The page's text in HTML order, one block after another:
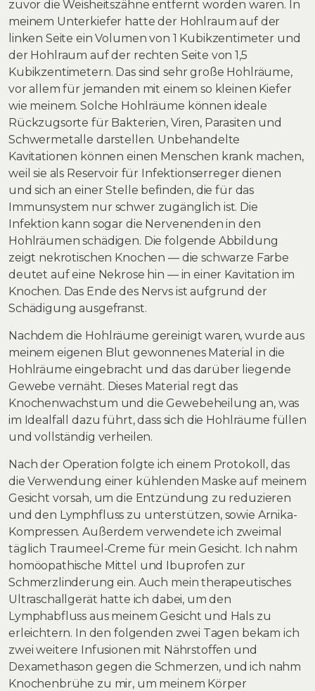
zuvor die Weisheitszähne entfernt worden waren. In
meinem Unterkiefer hatte der Hohlraum auf der
linken Seite ein Volumen von 1 Kubikzentimeter und
der Hohlraum auf der rechten Seite von 1,5
Kubikzentimetern. Das sind sehr große Hohlräume,
vor allem für jemanden mit einem so kleinen Kiefer
wie meinem. Solche Hohlräume können ideale
Rückzugsorte für Bakterien, Viren, Parasiten und
Schwermetalle darstellen. Unbehandelte
Kavitationen können einen Menschen krank machen,
weil sie als Reservoir für Infektionserreger dienen
und sich an einer Stelle befinden, die für das
Immunsystem nur schwer zugänglich ist. Die
Infektion kann sogar die Nervenenden in den
Hohlräumen schädigen. Die folgende Abbildung
zeigt nekrotischen Knochen — die schwarze Farbe
deutet auf eine Nekrose hin — in einer Kavitation im
Knochen. Das Ende des Nervs ist aufgrund der
Schädigung ausgefranst.
Nachdem die Hohlräume gereinigt waren, wurde aus
meinem eigenen Blut gewonnenes Material in die
Hohlräume eingebracht und das darüber liegende
Gewebe vernäht. Dieses Material regt das
Knochenwachstum und die Gewebeheilung an, was
im Idealfall dazu führt, dass sich die Hohlräume füllen
und vollständig verheilen.
Nach der Operation folgte ich einem Protokoll, das
die Verwendung einer kühlenden Maske auf meinem
Gesicht vorsah, um die Entzündung zu reduzieren
und den Lymphfluss zu unterstützen, sowie Arnika-
Kompressen. Außerdem verwendete ich zweimal
täglich Traumeel-Creme für mein Gesicht. Ich nahm
homöopathische Mittel und Ibuprofen zur
Schmerzlinderung ein. Auch mein therapeutisches
Ultraschallgerät hatte ich dabei, um den
Lymphabfluss aus meinem Gesicht und Hals zu
erleichtern. In den folgenden zwei Tagen bekam ich
zwei weitere Infusionen mit Nährstoffen und
Dexamethason gegen die Schmerzen, und ich nahm
Knochenbrühe zu mir, um meinem Körper